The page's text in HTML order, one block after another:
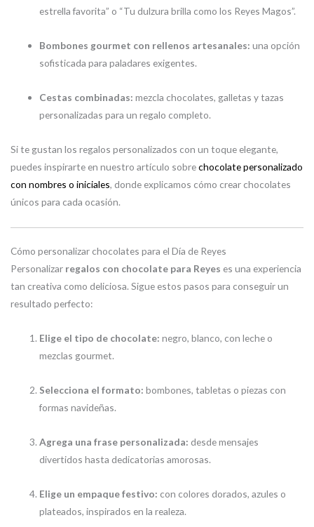
estrella favorita” o “Tu dulzura brilla como los Reyes Magos”.
Bombones gourmet con rellenos artesanales: una opción
sofisticada para paladares exigentes.
Cestas combinadas: mezcla chocolates, galletas y tazas
personalizadas para un regalo completo.
Si te gustan los regalos personalizados con un toque elegante,
puedes inspirarte en nuestro artículo sobrechocolate personalizado
con nombres o iniciales, donde explicamos cómo crear chocolates
únicos para cada ocasión.
Cómo personalizar chocolates para el Día de Reyes
Personalizar regalos con chocolate para Reyes es una experiencia
tan creativa como deliciosa. Sigue estos pasos para conseguir un
resultado perfecto:
Elige el tipo de chocolate: negro, blanco, con leche o
mezclas gourmet.
Selecciona el formato: bombones, tabletas o piezas con
formas navideñas.
Agrega una frase personalizada: desde mensajes
divertidos hasta dedicatorias amorosas.
Elige un empaque festivo: con colores dorados, azules o
plateados, inspirados en la realeza.